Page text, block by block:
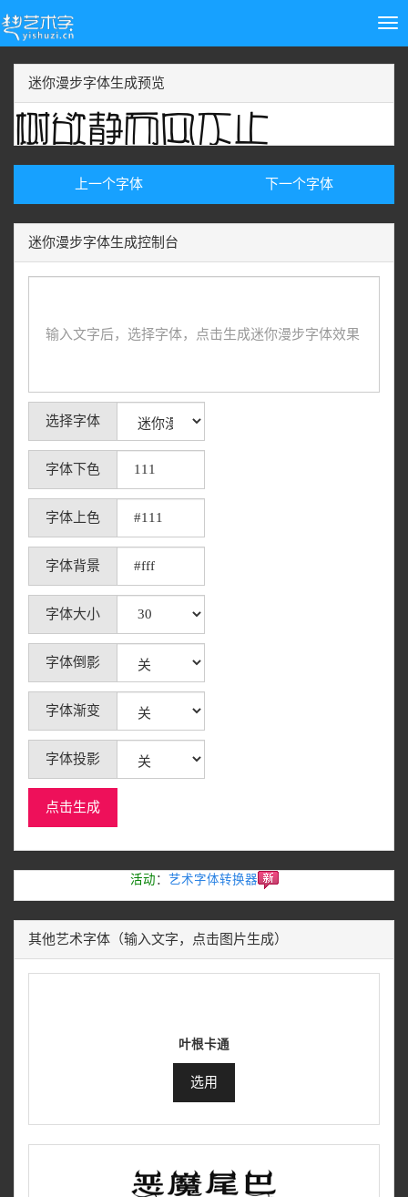
迷你漫步字体生成预览
上一个字体 下一个字体
迷你漫步字体生成控制台
选择字体
字体下色
字体上色
字体背景
字体大小
字体倒影
字体渐变
字体投影
点击生成
活动 ： 艺术字体转换器
其他艺术字体（输入文字，点击图片生成）
叶根卡通
选用